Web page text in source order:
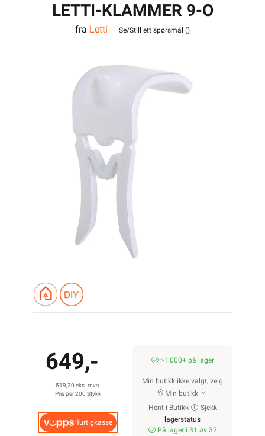
LETTI-KLAMMER 9-O
GIPS PH
fra Letti Se/Still ett spørsmål ()
649,-
519,20 eks. mva.
Pris per 200 Stykk
Hurtigkasse
>1 000+ på lager
Min butikk ikke valgt, velg
Min butikk
Hent-i-Butikk
Sjekk
lagerstatus
På lager i 31 av 32